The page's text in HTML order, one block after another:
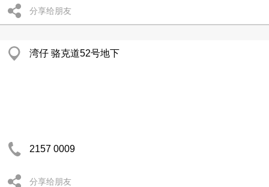
分享给朋友
湾仔 骆克道52号地下
2157 0009
分享给朋友